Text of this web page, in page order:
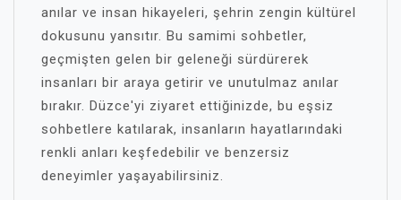
anılar ve insan hikayeleri, şehrin zengin kültürel
dokusunu yansıtır. Bu samimi sohbetler,
geçmişten gelen bir geleneği sürdürerek
insanları bir araya getirir ve unutulmaz anılar
bırakır. Düzce'yi ziyaret ettiğinizde, bu eşsiz
sohbetlere katılarak, insanların hayatlarındaki
renkli anları keşfedebilir ve benzersiz
deneyimler yaşayabilirsiniz.